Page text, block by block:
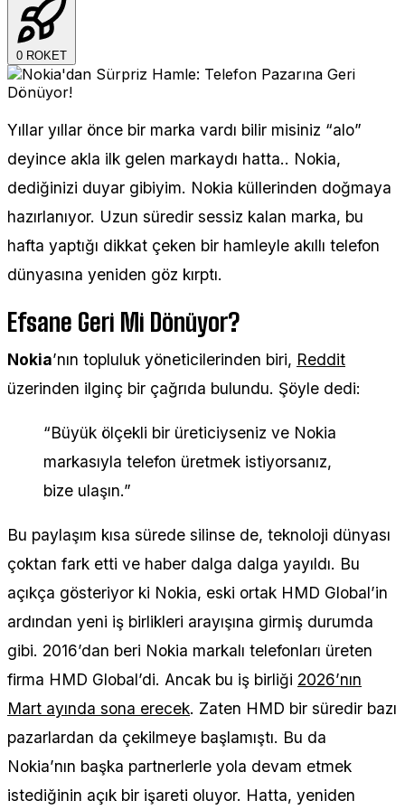
0 ROKET
Yıllar yıllar önce bir marka vardı bilir misiniz “alo”
deyince akla ilk gelen markaydı hatta.. Nokia,
dediğinizi duyar gibiyim. Nokia küllerinden doğmaya
hazırlanıyor. Uzun süredir sessiz kalan marka, bu
hafta yaptığı dikkat çeken bir hamleyle akıllı telefon
dünyasına yeniden göz kırptı.
Efsane Geri Mi Dönüyor?
Nokia’nın topluluk yöneticilerinden biri, Reddit
üzerinden ilginç bir çağrıda bulundu. Şöyle dedi:
“Büyük ölçekli bir üreticiyseniz ve Nokia
markasıyla telefon üretmek istiyorsanız,
bize ulaşın.”
Bu paylaşım kısa sürede silinse de, teknoloji dünyası
çoktan fark etti ve haber dalga dalga yayıldı. Bu
açıkça gösteriyor ki Nokia, eski ortak HMD Global’in
ardından yeni iş birlikleri arayışına girmiş durumda
gibi. 2016’dan beri Nokia markalı telefonları üreten
firma HMD Global’di. Ancak bu iş birliği 2026’nın
Mart ayında sona erecek. Zaten HMD bir süredir bazı
pazarlardan da çekilmeye başlamıştı. Bu da
Nokia’nın başka partnerlerle yola devam etmek
istediğinin açık bir işareti oluyor. Hatta, yeniden